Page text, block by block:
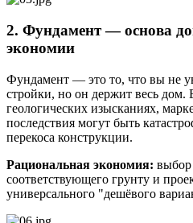
2. Фундамент — основа
экономии
Фундамент — это то, что вы не
стройки, но он держит весь дом.
геологических изысканиях,
последствия могут быть
перекоса конструкции.
Рациональная экономия: выбор
соответствующего грунту и
универсального "дешёвого